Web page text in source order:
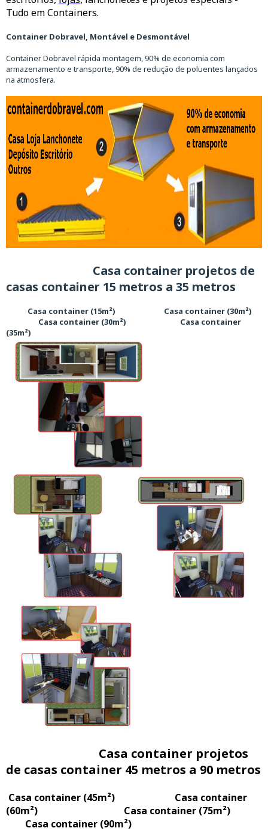
Tudo em Containers.
Container Dobravel, Montável e Desmontável
Container Dobravel rápida montagem, 90% de economia com
armazenamento e transporte, 90% de redução de poluentes lançados
na atmosfera.
Casa container projetos de
casas container 15 metros a 35 metros
Casa container (15m²) Casa container (30m²)
Casa container (30m²) Casa container
(35m²)
Casa container projetos
de casas container 45 metros a 90 metros
Casa container (45m²) Casa container
(60m²) Casa container (75m²)
Casa container (90m²)